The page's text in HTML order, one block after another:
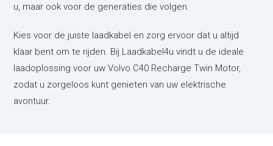
u, maar ook voor de generaties die volgen.
Kies voor de juiste laadkabel en zorg ervoor dat u altijd
klaar bent om te rijden. Bij Laadkabel4u vindt u de ideale
laadoplossing voor uw Volvo C40 Recharge Twin Motor,
zodat u zorgeloos kunt genieten van uw elektrische
avontuur.